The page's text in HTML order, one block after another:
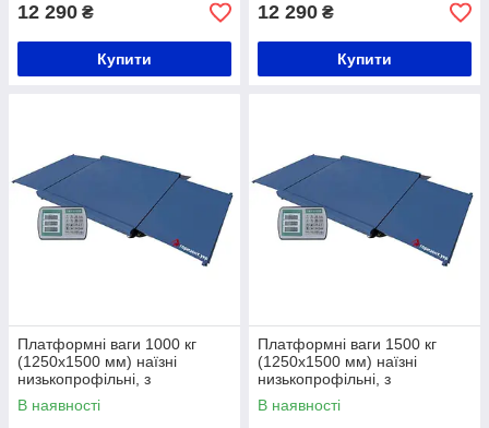
12 290 ₴
Купити
12 290 ₴
Купити
Платформні ваги 1000 кг
(1250х1500 мм) наїзні
низькопрофільні, з
розбірними пандусами
В наявності
Платформні ваги 1500 кг
(1250х1500 мм) наїзні
низькопрофільні, з
розбірними пандусами
В наявності